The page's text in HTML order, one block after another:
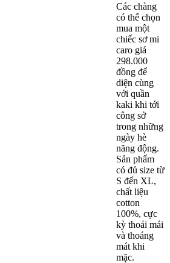
Các chàng
có thể chọn
mua một
chiếc sơ mi
caro giá
298.000
đồng để
diện cùng
với quần
kaki khi tới
công sở
trong những
ngày hè
năng động.
Sản phẩm
có đủ size từ
S đến XL,
chất liệu
cotton
100%, cực
kỳ thoải mái
và thoáng
mát khi
mặc.